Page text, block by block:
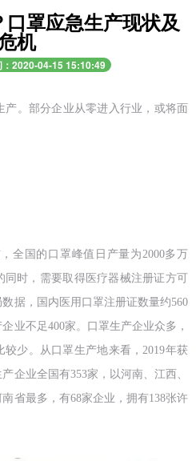
罩应急生产现状及
机
：2020-04-15 15:10:49
产。部分企业从零进入行业，或将面
国的口罩峰值日产量为2000多万
同时，需要取得医疗器械注册证方可
据，国内医用口罩注册证数量约560
业不足400家。口罩生产企业众多，
少。从口罩生产地来看，2019年获
企业全国有353家，以河南、江西、
省最多，有68家企业，拥有138张许